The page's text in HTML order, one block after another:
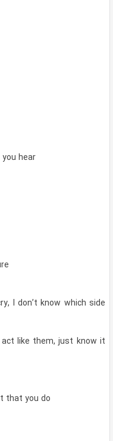
hear
I don’t know which side
act like them, just know it
that you do